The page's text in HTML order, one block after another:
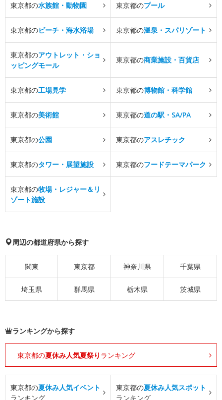
東京都の水族館・動物園 東京都のプール
東京都のビーチ・海水浴場 東京都の温泉・スパリゾート
東京都のアウトレット・ショ
ッピングモール
東京都の商業施設・百貨店
東京都の工場見学 東京都の博物館・科学館
東京都の美術館 東京都の道の駅・SA/PA
東京都の公園 東京都のアスレチック
東京都のタワー・展望施設 東京都のフードテーマパーク
東京都の牧場・レジャー＆リ
ゾート施設
周辺の都道府県から探す
関東 東京都 神奈川県 千葉県
埼玉県 群馬県 栃木県 茨城県
ランキングから探す
東京都の夏休み人気夏祭り ランキング
東京都の夏休み人気イベント
ランキング
東京都の夏休み人気スポット
ランキング